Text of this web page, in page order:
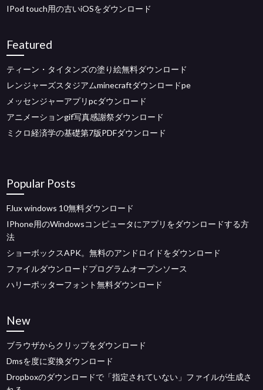
IPod touch用の古いiOSをダウンロード
Featured
ティーン・タイタンズの塗り絵無料ダウンロード
レンジャーズスタジアムminecraftダウンロードpe
メッセンジャーアプリpcダウンロード
アニメーションgif写真感謝祭ダウンロード
ミクロ経済学の基礎第7版PDFダウンロード
Popular Posts
F.lux windows 10無料ダウンロード
IPhone用のWindowsコンピュータにアプリをダウンロードする方
法
ショーボックスAPK。無料のアンドロイドをダウンロード
ファイルダウンロードプログラムオープンソース
ハリーポッターフォント無料ダウンロード
New
ブラウザからクリップをダウンロード
Dmsを度に変換ダウンロード
Dropboxのダウンロードで「指定されていない」ファイルが生成さ